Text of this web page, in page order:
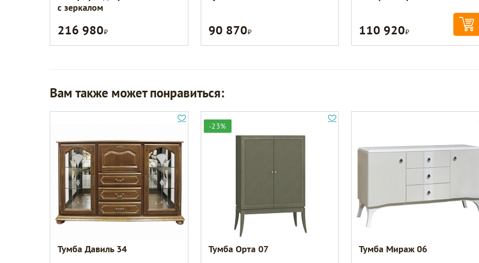
с зеркалом
216 980Р 90 870Р 110 920Р
Вам также может понравиться:
Тумба Давиль 34
-23%
Тумба Орта 07 Тумба Мираж 06